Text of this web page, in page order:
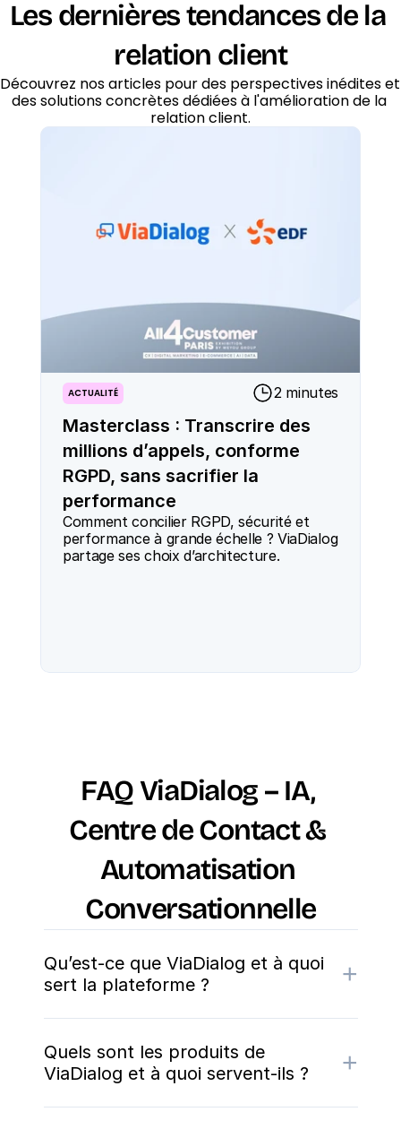
Les dernières tendances de la
relation client
Découvrez nos articles pour des perspectives inédites et
des solutions concrètes dédiées à l'amélioration de la
relation client.
Masterclass : Transcrire des
millions d’appels, conforme
RGPD, sans sacrifier la
performance
ACTUALITÉ 2 minutes
Comment concilier RGPD, sécurité et
performance à grande échelle ? ViaDialog
partage ses choix d’architecture.
FAQ ViaDialog – IA,
Centre de Contact &
Automatisation
Conversationnelle
Qu’est-ce que ViaDialog et à quoi
sert la plateforme ?
+
Quels sont les produits de
ViaDialog et à quoi servent-ils ?
+